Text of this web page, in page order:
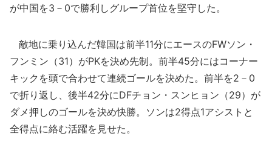
が中国を3－0で勝利しグループ首位を堅守した。
敵地に乗り込んだ韓国は前半11分にエースのFWソン・
フンミン（31）がPKを決め先制。前半45分にはコーナー
キックを頭で合わせて連続ゴールを決めた。前半を2－0
で折り返し、後半42分にDFチョン・スンヒョン（29）が
ダメ押しのゴールを決め快勝。ソンは2得点1アシストと
全得点に絡む活躍を見せた。